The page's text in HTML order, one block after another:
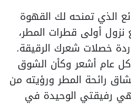
الذي تمنحه لك القهوة
نزول أولى قطرات المطر،
خصلات شعرك الرقيقة.
عام أشعر وكأن الشوق
رائحة المطر ورؤيته من
رفيقتي الوحيدة في